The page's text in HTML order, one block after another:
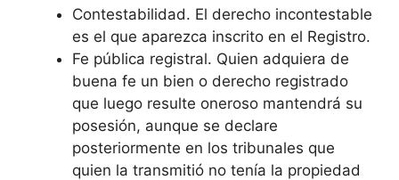
Contestabilidad. El derecho incontestable
es el que aparezca inscrito en el Registro.
Fe pública registral. Quien adquiera de
buena fe un bien o derecho registrado
que luego resulte oneroso mantendrá su
posesión, aunque se declare
posteriormente en los tribunales que
quien la transmitió no tenía la propiedad